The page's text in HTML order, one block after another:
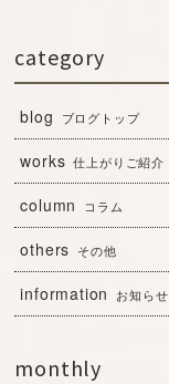
category
blog ブログトップ
works 仕上がりご紹介
column コラム
others その他
information お知らせ
monthly